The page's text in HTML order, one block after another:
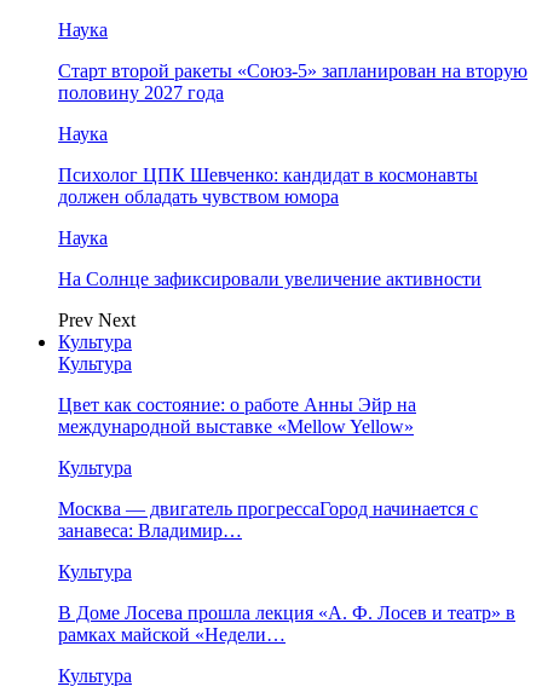
Наука
Старт второй ракеты «Союз-5» запланирован на вторую
половину 2027 года
Наука
Психолог ЦПК Шевченко: кандидат в космонавты
должен обладать чувством юмора
Наука
На Солнце зафиксировали увеличение активности
Prev Next
Культура
Культура
Цвет как состояние: о работе Анны Эйр на
международной выставке «Mellow Yellow»
Культура
Москва — двигатель прогрессаГород начинается с
занавеса: Владимир…
Культура
В Доме Лосева прошла лекция «А. Ф. Лосев и театр» в
рамках майской «Недели…
Культура